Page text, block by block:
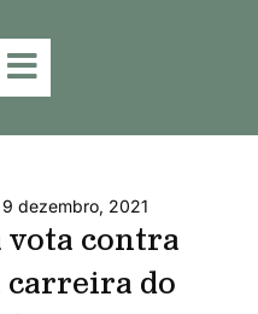
9 dezembro, 2021
vota contra
carreira do